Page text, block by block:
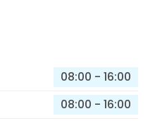
08:00 - 16:00
08:00 - 16:00